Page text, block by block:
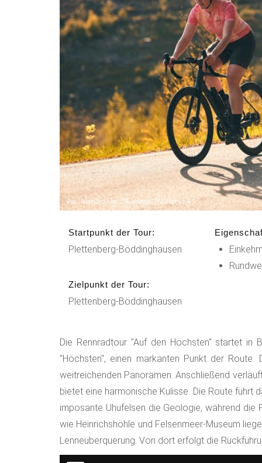
Startpunkt der Tour:
Plettenberg-Böddinghausen
Zielpunkt der Tour:
Plettenberg-Böddinghausen
Die Rennradtour "Auf den Höchsten" startet in
"Höchsten", einen markanten Punkt der
weitreichenden Panoramen. Anschließend
bietet eine harmonische Kulisse. Die Route
imposante Uhufelsen die Geologie, während
wie Heinrichshöhle und Felsenmeer-Museum
Lenneüberquerung. Von dort erfolgt die